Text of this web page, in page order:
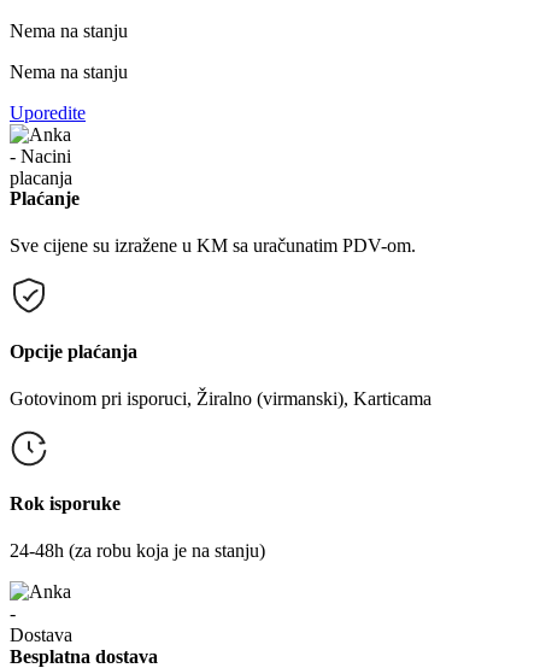
Nema na stanju
Nema na stanju
Uporedite
Plaćanje
Sve cijene su izražene u KM sa uračunatim PDV-om.
Opcije plaćanja
Gotovinom pri isporuci, Žiralno (virmanski), Karticama
Rok isporuke
24-48h (za robu koja je na stanju)
Besplatna dostava